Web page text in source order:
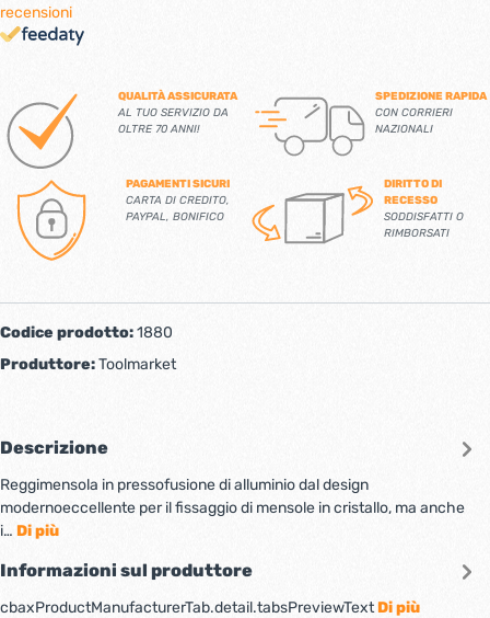
recensioni
QUALITÀ ASSICURATA
AL TUO SERVIZIO DA
OLTRE 70 ANNI!
SPEDIZIONE RAPIDA
CON CORRIERI
NAZIONALI
PAGAMENTI SICURI
CARTA DI CREDITO,
PAYPAL, BONIFICO
DIRITTO DI
RECESSO
SODDISFATTI O
RIMBORSATI
Codice prodotto:1880
Produttore:Toolmarket
Descrizione
Reggimensola in pressofusione di alluminio dal design
modernoeccellente per il fissaggio di mensole in cristallo, ma anche
i… Di più
Informazioni sul produttore
cbaxProductManufacturerTab.detail.tabsPreviewTextDi più